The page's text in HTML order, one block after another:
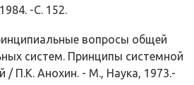
-С. 152.
вопросы общей
систем. Принципы системной
/ П.К. Анохин. - М., Наука, 1973.-